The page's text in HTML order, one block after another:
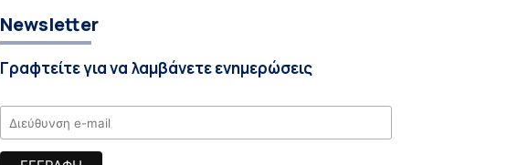
Newsletter
Γραφτείτε για να λαμβάνετε ενημερώσεις